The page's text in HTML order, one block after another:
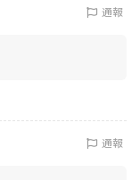
通報
通報